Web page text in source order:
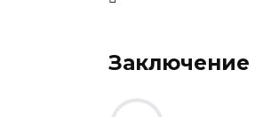
Заключение